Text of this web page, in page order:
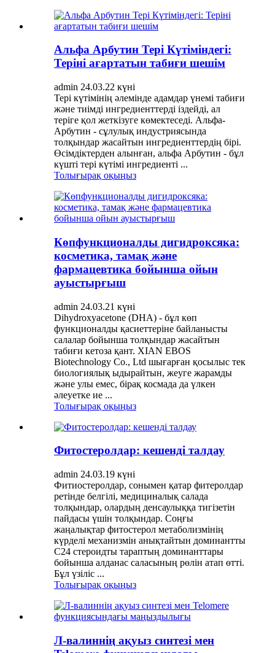
Альфа Арбутин Тері Күтіміндегі:
Теріні ағартатын табиғи шешім
admin 24.03.22 күні
Тері күтімінің әлемінде адамдар үнемі табиғи
және тиімді ингредиенттерді іздейді, ал
теріге қол жеткізуге көмектеседі. Альфа-
Арбутин - сұлулық индустриясында
толқындар жасайтын ингредиенттердің бірі.
Өсімдіктерден алынған, альфа Арбутин - бұл
күшті тері күтімі ингредиенті ...
Толығырақ оқыңыз
Көпфункционалды дигидроксяка:
косметика, тамақ және
фармацевтика бойынша ойын
ауыстырғыш
admin 24.03.21 күні
Dihydroxyacetone (DHA) - бұл көп
функционалды қасиеттеріне байланысты
салалар бойынша толқындар жасайтын
табиғи кетоза қант. XIAN EBOS
Biotechnology Co., Ltd шығарған қосылыс тек
биологиялық ыдырайтын, жеуге жарамды
және улы емес, бірақ космада да үлкен
әлеуетке ие ...
Толығырақ оқыңыз
Фитостеролдар: кешенді талдау
admin 24.03.19 күні
Фитиостеролдар, сонымен қатар фитеролдар
ретінде белгілі, медициналық салада
толқындар, олардың денсаулыққа тигізетін
пайдасы үшін толқындар. Соңғы
жаңалықтар фитостерол метаболизмінің
күрделі механизмін анықтайтын доминантты
С24 стероидты тараптың доминанттары
бойынша алданас саласының рөлін атап өтті.
Бұл үзіліс ...
Толығырақ оқыңыз
Л-валиннің ақуыз синтезі мен